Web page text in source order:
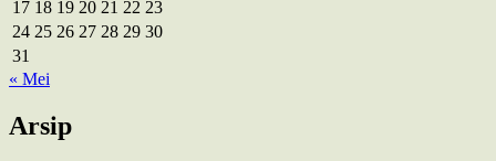
17 18 19 20 21 22 23
24 25 26 27 28 29 30
31
« Mei
Arsip